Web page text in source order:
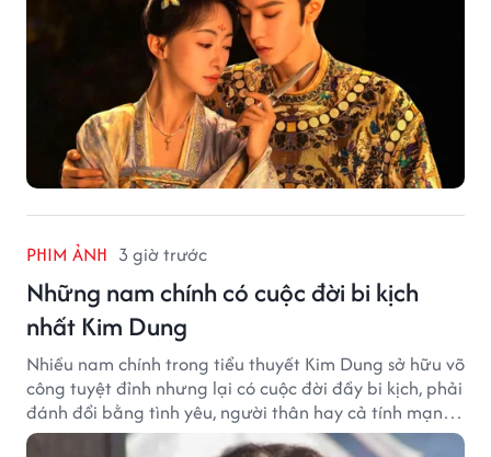
PHIM ẢNH 3 giờ trước
Những nam chính có cuộc đời bi kịch
nhất Kim Dung
Nhiều nam chính trong tiểu thuyết Kim Dung sở hữu võ
công tuyệt đỉnh nhưng lại có cuộc đời đầy bi kịch, phải
đánh đổi bằng tình yêu, người thân hay cả tính mạng,
khiến độc giả không khỏi tiếc nuối.